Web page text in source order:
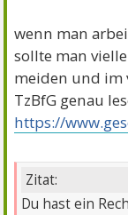
wenn man
sollte man
meiden und im
TzBfG genau
https://
Zitat:
Du hast ein